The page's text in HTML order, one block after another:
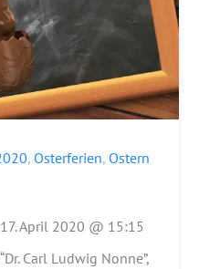
, Osterferien, Ostern
17. April 2020 @ 15:15
Carl Ludwig Nonne”,